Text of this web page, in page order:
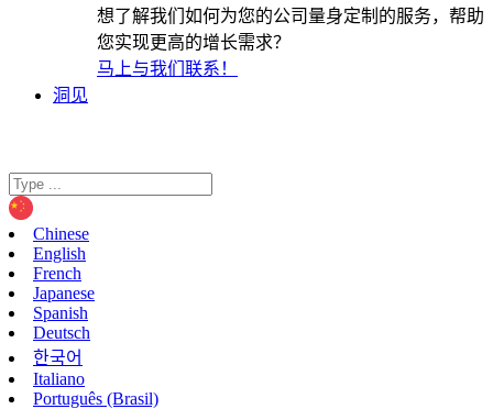
想了解我们如何为您的公司量身定制的服务，帮助
您实现更高的增长需求？
马上与我们联系！
洞见
Chinese
English
French
Japanese
Spanish
Deutsch
한국어
Italiano
Português (Brasil)